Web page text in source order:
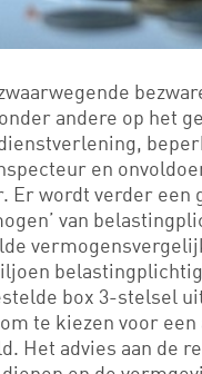
andere op het
en
Er wordt verder een
van
box 3-stelsel
te kiezen voor
Het advies aan de